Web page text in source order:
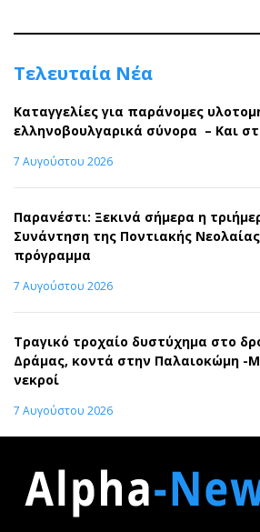
Τελευταία Νέα
Καταγγελίες για παράνομες
ελληνοβουλγαρικά σύνορα – Και
7 Αυγούστου 2026
Παρανέστι: Ξεκινά σήμερα η
Συνάντηση της Ποντιακής
πρόγραμμα
7 Αυγούστου 2026
Τραγικό τροχαίο δυστύχημα στο
Δράμας, κοντά στην Παλαιοκώμη -
νεκροί
7 Αυγούστου 2026